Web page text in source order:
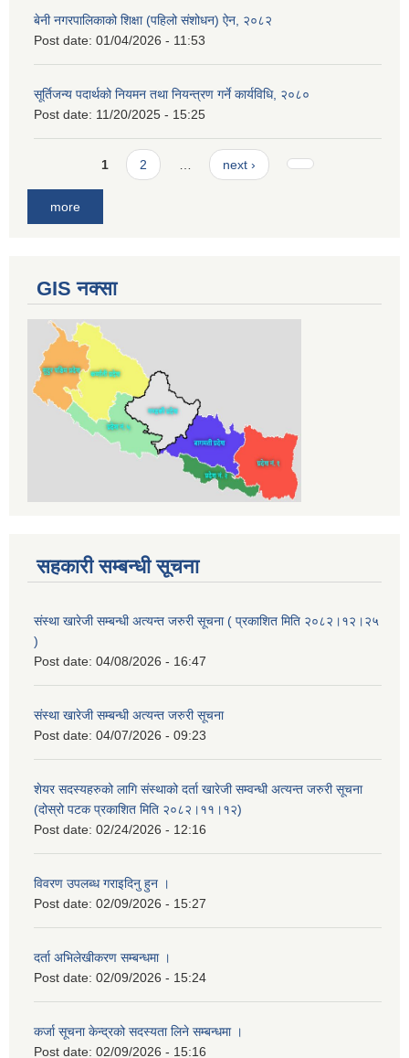
बेनी नगरपालिकाको शिक्षा (पहिलो संशोधन) ऐन, २०८२
Post date: 01/04/2026 - 11:53
सूर्तिजन्य पदार्थको नियमन तथा नियन्त्रण गर्ने कार्यविधि, २०८०
Post date: 11/20/2025 - 15:25
Pages1 2 next ›
more
GIS नक्सा
सहकारी सम्बन्धी सूचना
संस्था खारेजी सम्बन्धी अत्यन्त जरुरी सूचना ( प्रकाशित मिति २०८२।१२।२५
)
Post date: 04/08/2026 - 16:47
संस्था खारेजी सम्बन्धी अत्यन्त जरुरी सूचना
Post date: 04/07/2026 - 09:23
शेयर सदस्यहरुको लागि संस्थाको दर्ता खारेजी सम्वन्धी अत्यन्त जरुरी सूचना
(दोस्रो पटक प्रकाशित मिति २०८२।११।१२)
Post date: 02/24/2026 - 12:16
विवरण उपलब्ध गराइदिनु हुन ।
Post date: 02/09/2026 - 15:27
दर्ता अभिलेखीकरण सम्बन्धमा ।
Post date: 02/09/2026 - 15:24
कर्जा सूचना केन्द्रको सदस्यता लिने सम्बन्धमा ।
Post date: 02/09/2026 - 15:16